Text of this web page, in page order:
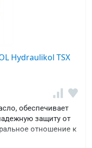
Hydraulikol TSX
обеспечивает
защиту от
отношение к